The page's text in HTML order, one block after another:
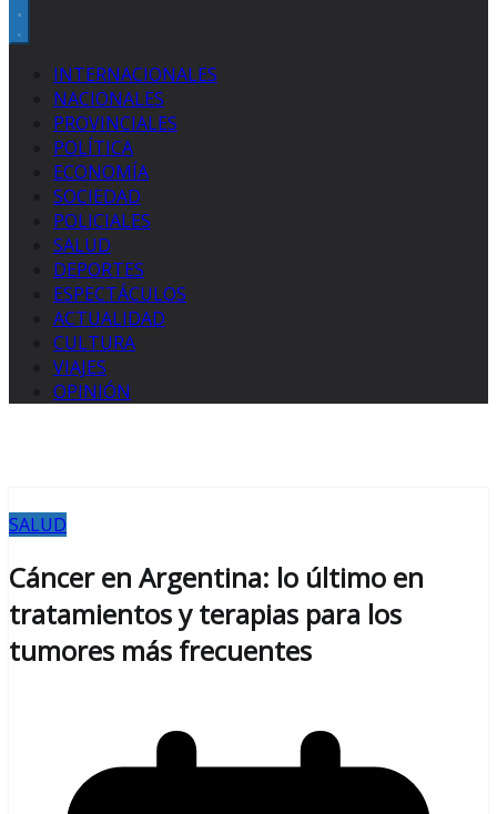
INTERNACIONALES
NACIONALES
PROVINCIALES
POLÍTICA
ECONOMÍA
SOCIEDAD
POLICIALES
SALUD
DEPORTES
ESPECTÁCULOS
ACTUALIDAD
CULTURA
VIAJES
OPINIÓN
SALUD
Cáncer en Argentina: lo último en
tratamientos y terapias para los
tumores más frecuentes